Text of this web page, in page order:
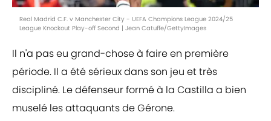
Real Madrid C.F. v Manchester City - UEFA Champions League 2024/25
League Knockout Play-off Second | Jean Catuffe/GettyImages
Il n'a pas eu grand-chose à faire en première
période. Il a été sérieux dans son jeu et très
discipliné. Le défenseur formé à la Castilla a bien
muselé les attaquants de Gérone.